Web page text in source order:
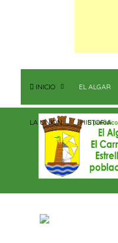
INICIO EL ALGAR
LA UNIÓN HISTORIA